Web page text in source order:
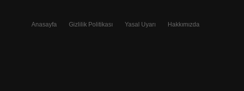
Anasayfa Gizlilik Politikası Yasal Uyarı Hakkımızda